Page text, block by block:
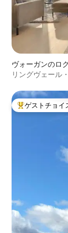
ヴォーガンのロ
リングヴェール
大好評のゲスト
ゲストチョイ